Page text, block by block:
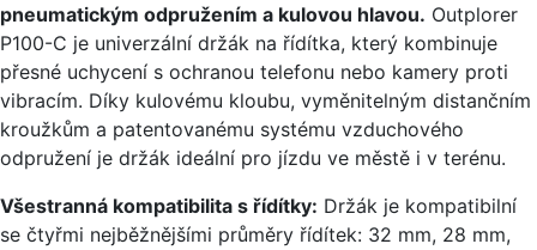
pneumatickým odpružením a kulovou hlavou. Outplorer
P100-C je univerzální držák na řídítka, který kombinuje
přesné uchycení s ochranou telefonu nebo kamery proti
vibracím. Díky kulovému kloubu, vyměnitelným distančním
kroužkům a patentovanému systému vzduchového
odpružení je držák ideální pro jízdu ve městě i v terénu.
Všestranná kompatibilita s řídítky: Držák je kompatibilní
se čtyřmi nejběžnějšími průměry řídítek: 32 mm, 28 mm,